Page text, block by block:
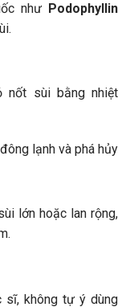
như Podophyllin
nốt sùi bằng nhiệt
lạnh và phá hủy
lớn hoặc lan rộng,
sĩ, không tự ý dùng